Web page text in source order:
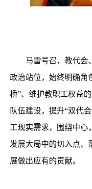
马雷号召，教代会
政治站位，始终明确角
桥”、维护教职工权益
队伍建设，提升“双代
工现实需求，围绕中心
发展大局中的切入点、
展做出应有的贡献。